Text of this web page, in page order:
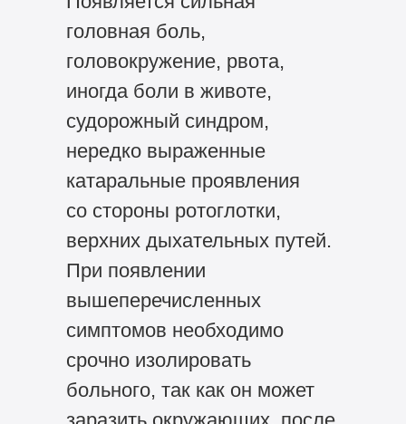
головная боль,
головокружение, рвота,
иногда боли в животе,
судорожный синдром,
нередко выраженные
катаральные проявления
со стороны ротоглотки,
верхних дыхательных путей.
При появлении
вышеперечисленных
симптомов необходимо
срочно изолировать
больного, так как он может